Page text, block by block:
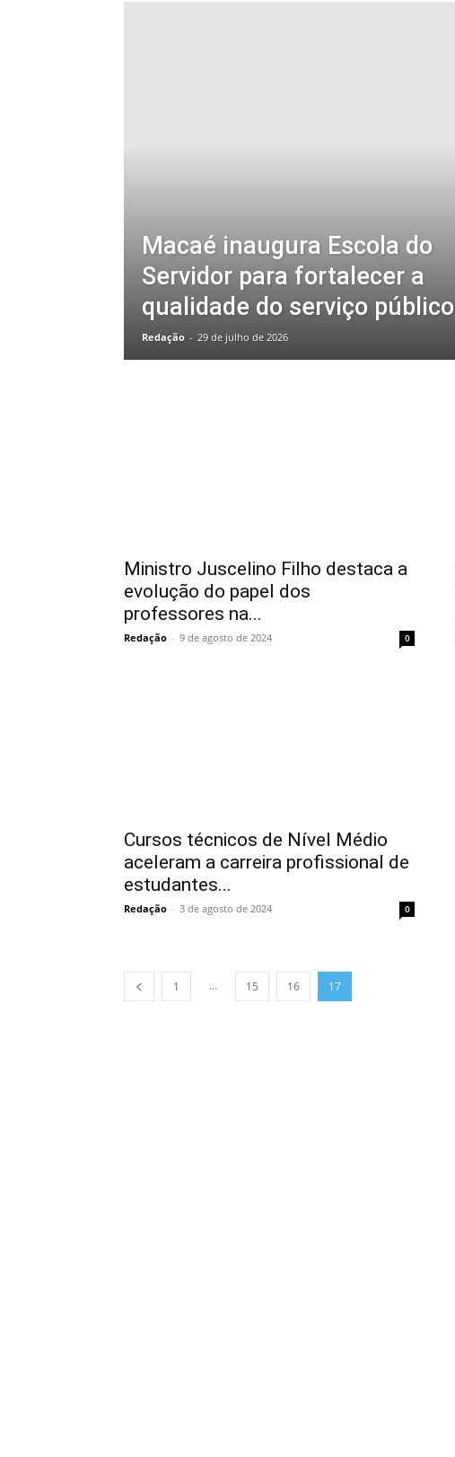
Macaé inaugura Escola do
Servidor para fortalecer a
qualidade do serviço público
Redação - 29 de julho de 2026
Ministro Juscelino Filho destaca a
evolução do papel dos
professores na...
Redação - 9 de agosto de 2024 0
Cursos técnicos de Nível Médio
aceleram a carreira profissional de
estudantes...
Redação - 3 de agosto de 2024 0
1 ... 15 16 17